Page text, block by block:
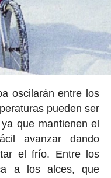
oscilarán entre los
pueden ser
que mantienen el
avanzar dando
el frío. Entre los
a los alces, que